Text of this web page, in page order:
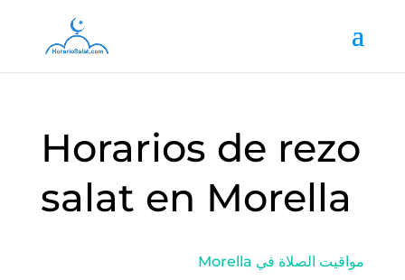
Horarios de rezo
salat en Morella
Morella مواقيت الصلاة في